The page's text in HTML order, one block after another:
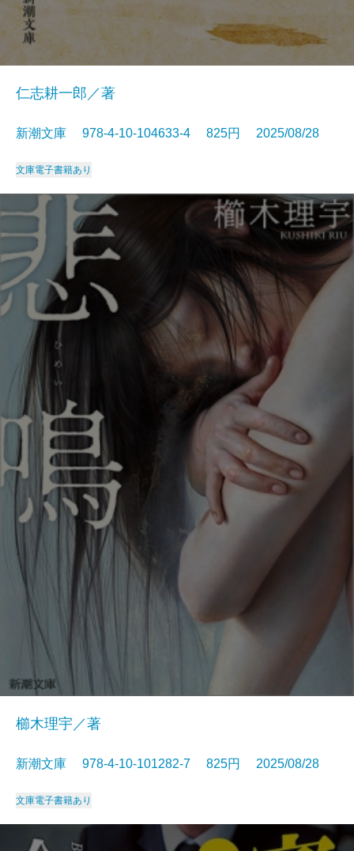
仁志耕一郎／著
新潮文庫 978-4-10-104633-4 825円 2025/08/28
文庫電子書籍あり
櫛木理宇／著
新潮文庫 978-4-10-101282-7 825円 2025/08/28
文庫電子書籍あり